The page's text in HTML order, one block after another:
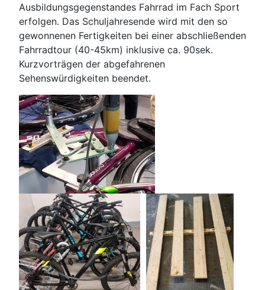
Ausbildungsgegenstandes Fahrrad im Fach Sport
erfolgen. Das Schuljahresende wird mit den so
gewonnenen Fertigkeiten bei einer abschließenden
Fahrradtour (40-45km) inklusive ca. 90sek.
Kurzvorträgen der abgefahrenen
Sehenswürdigkeiten beendet.